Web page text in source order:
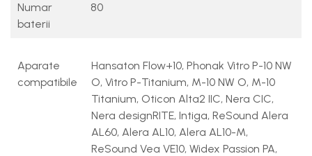
Numar
baterii
80
Aparate
compatibile
Hansaton Flow+10, Phonak Vitro P-10 NW
O, Vitro P-Titanium, M-10 NW O, M-10
Titanium, Oticon Alta2 IIC, Nera CIC,
Nera designRITE, Intiga, ReSound Alera
AL60, Alera AL10, Alera AL10-M,
ReSound Vea VE10, Widex Passion PA,